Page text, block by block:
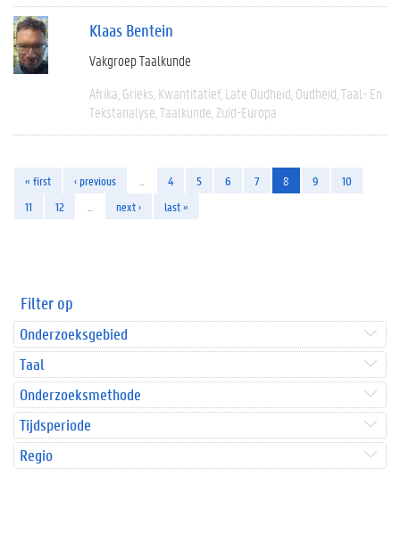
Klaas Bentein
Vakgroep Taalkunde
Afrika Grieks Kwantitatief Late Oudheid Oudheid Taal- En
Tekstanalyse Taalkunde Zuid-Europa
« first ‹ previous 4 5 6 7 8 9
10
11
12 next › last »
Filter op
Onderzoeksgebied
Taal
Onderzoeksmethode
Tijdsperiode
Regio